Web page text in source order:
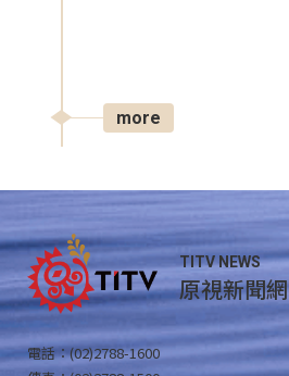
more
TITV NEWS
原視新聞網
電話：(02)2788-1600